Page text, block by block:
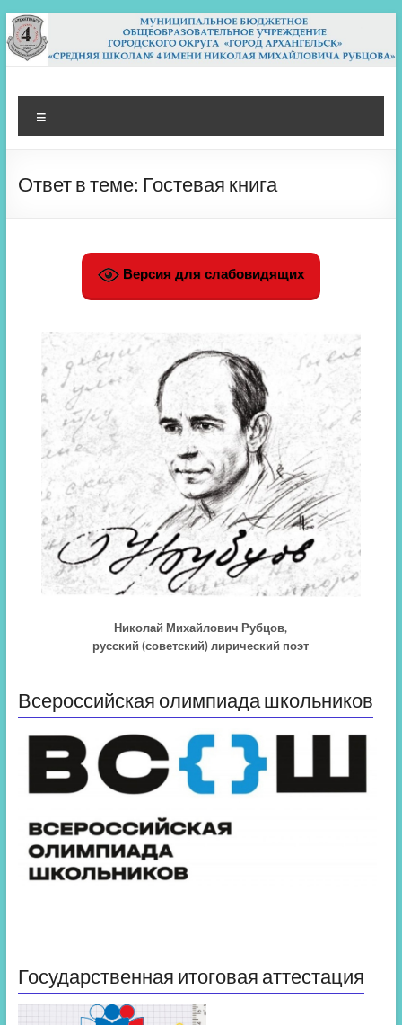
Перейти
к
содержимому
МБОУ СШ 4
Архангельск
Ответ в теме: Гостевая книга
Версия для слабовидящих
Николай Михайлович Рубцов,
русский (советский) лирический поэт
Всероссийская олимпиада школьников
Государственная итоговая аттестация